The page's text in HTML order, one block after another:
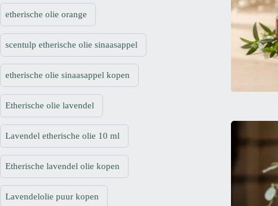
etherische olie orange
scentulp etherische olie sinaasappel
etherische olie sinaasappel kopen
Etherische olie lavendel
Lavendel etherische olie 10 ml
Etherische lavendel olie kopen
Lavendelolie puur kopen